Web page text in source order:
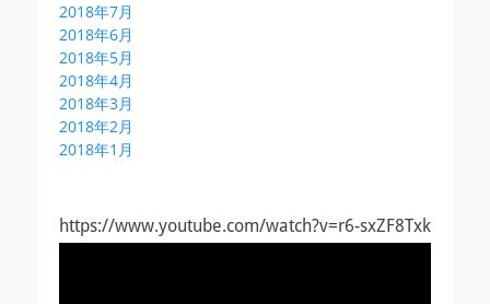
2018年7月
2018年6月
2018年5月
2018年4月
2018年3月
2018年2月
2018年1月
https://www.youtube.com/watch?v=r6-sxZF8Txk